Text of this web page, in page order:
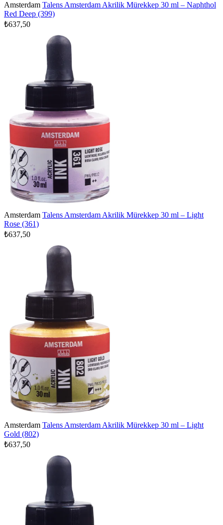
Amsterdam Talens Amsterdam Akrilik Mürekkep 30 ml – Naphthol
Red Deep (399)
₺637,50
Amsterdam Talens Amsterdam Akrilik Mürekkep 30 ml – Light
Rose (361)
₺637,50
Amsterdam Talens Amsterdam Akrilik Mürekkep 30 ml – Light
Gold (802)
₺637,50